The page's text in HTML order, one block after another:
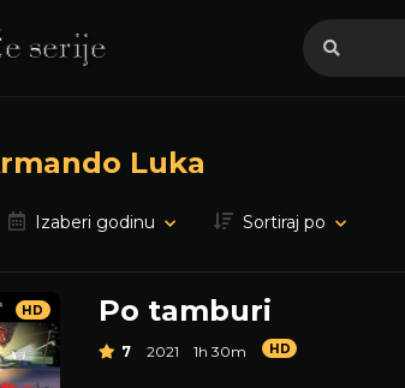
Luka
Izaberi godinu Sortiraj po
HD Po tamburi
7 2021 1h 30m HD